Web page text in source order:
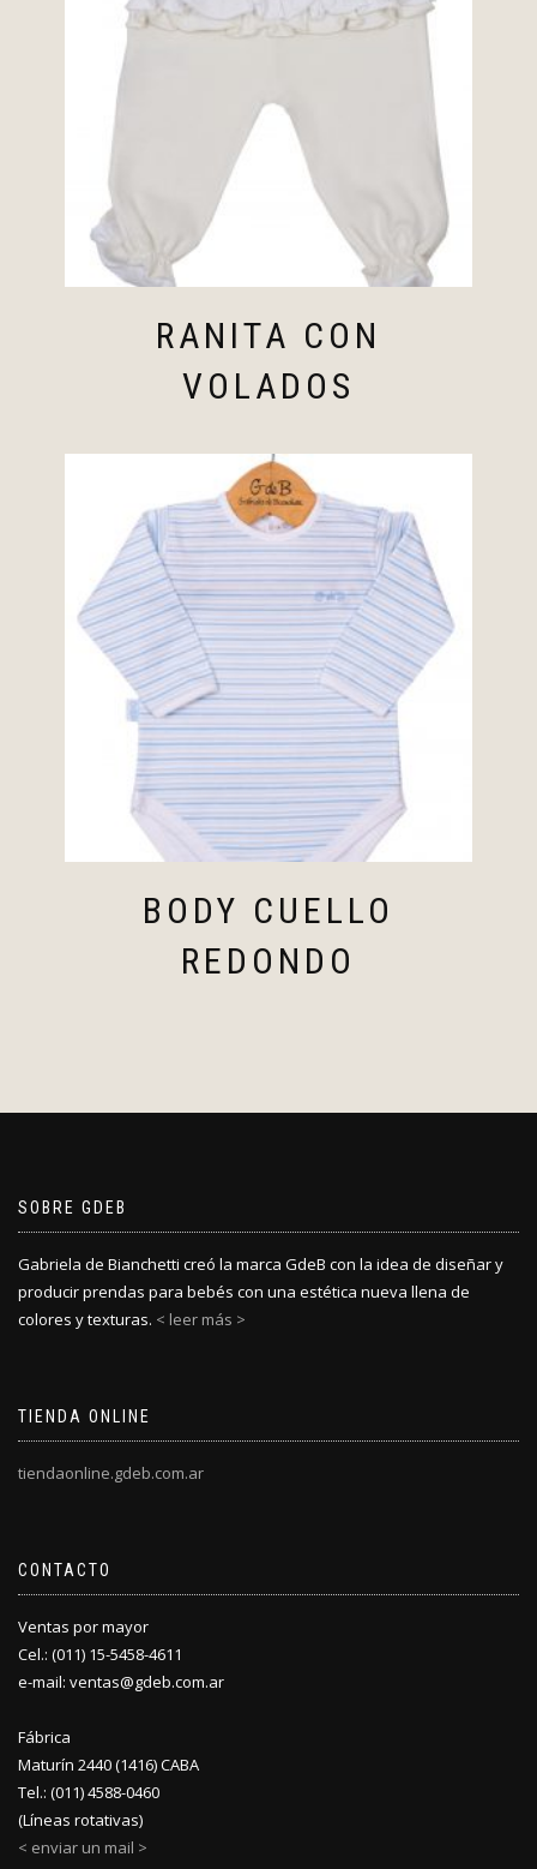
RANITA CON
VOLADOS
BODY CUELLO
REDONDO
SOBRE GDEB
Gabriela de Bianchetti creó la marca GdeB con la idea de diseñar y
producir prendas para bebés con una estética nueva llena de
colores y texturas. < leer más >
TIENDA ONLINE
tiendaonline.gdeb.com.ar
CONTACTO
Ventas por mayor
Cel.: (011) 15-5458-4611
e-mail: ventas@gdeb.com.ar
Fábrica
Maturín 2440 (1416) CABA
Tel.: (011) 4588-0460
(Líneas rotativas)
< enviar un mail >